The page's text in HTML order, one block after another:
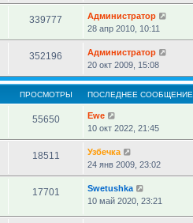
339777
Администратор
28 апр 2010, 10:11
352196
Администратор
20 окт 2009, 15:08
ПРОСМОТРЫ ПОСЛЕДНЕЕ СООБЩЕНИЕ
55650
Ewe
10 окт 2022, 21:45
18511
Узбечка
24 янв 2009, 23:02
17701
Swetushka
10 май 2020, 23:21